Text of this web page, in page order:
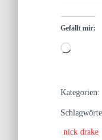
Gefällt mir:
Wird
Kategorien:
nick drake